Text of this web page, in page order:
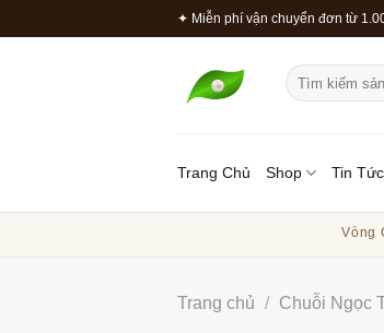
qua
✦ Miễn phí vận chuyển đơn từ
Tìm
kiếm:
Trang Chủ Shop Tin
Vòng
Trang chủ / Chuỗi Ngọc